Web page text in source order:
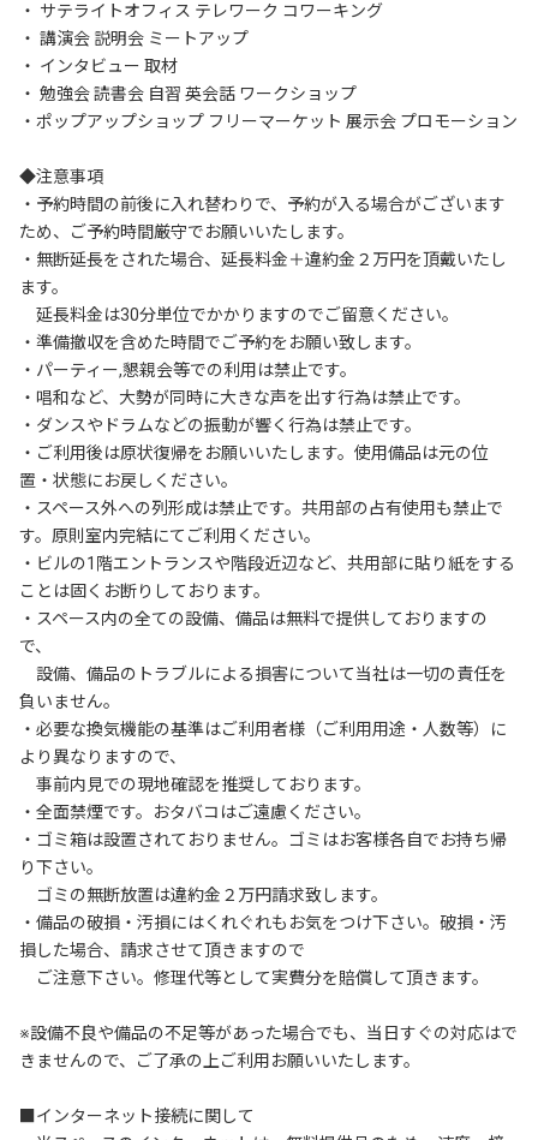
・ サテライトオフィス テレワーク コワーキング
・ 講演会 説明会 ミートアップ
・ インタビュー 取材
・ 勉強会 読書会 自習 英会話 ワークショップ
・ポップアップショップ フリーマーケット 展示会 プロモーション
◆注意事項
・予約時間の前後に入れ替わりで、予約が入る場合がございます
ため、ご予約時間厳守でお願いいたします。
・無断延長をされた場合、延長料金＋違約金２万円を頂戴いたし
ます。
延長料金は30分単位でかかりますのでご留意ください。
・準備撤収を含めた時間でご予約をお願い致します。
・パーティー,懇親会等での利用は禁止です。
・唱和など、大勢が同時に大きな声を出す行為は禁止です。
・ダンスやドラムなどの振動が響く行為は禁止です。
・ご利用後は原状復帰をお願いいたします。使用備品は元の位
置・状態にお戻しください。
・スペース外への列形成は禁止です。共用部の占有使用も禁止で
す。原則室内完結にてご利用ください。
・ビルの1階エントランスや階段近辺など、共用部に貼り紙をする
ことは固くお断りしております。
・スペース内の全ての設備、備品は無料で提供しておりますの
で、
設備、備品のトラブルによる損害について当社は一切の責任を
負いません。
・必要な換気機能の基準はご利用者様（ご利用用途・人数等）に
より異なりますので、
事前内見での現地確認を推奨しております。
・全面禁煙です。おタバコはご遠慮ください。
・ゴミ箱は設置されておりません。ゴミはお客様各自でお持ち帰
り下さい。
ゴミの無断放置は違約金２万円請求致します。
・備品の破損・汚損にはくれぐれもお気をつけ下さい。破損・汚
損した場合、請求させて頂きますので
ご注意下さい。修理代等として実費分を賠償して頂きます。
※設備不良や備品の不足等があった場合でも、当日すぐの対応はで
きませんので、ご了承の上ご利用お願いいたします。
■インターネット接続に関して